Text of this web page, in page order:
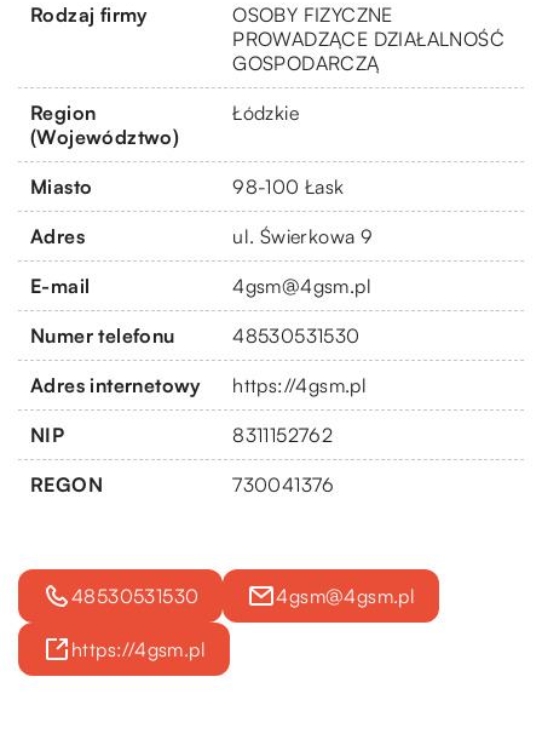
Rodzaj firmy
OSOBY FIZYCZNE
PROWADZĄCE DZIAŁALNOŚĆ
GOSPODARCZĄ
Region
(Województwo)
Łódzkie
Miasto 98-100 Łask
Adres ul. Świerkowa 9
E-mail 4gsm@4gsm.pl
Numer telefonu 48530531530
Adres internetowy https://4gsm.pl
NIP 8311152762
REGON 730041376
48530531530 4gsm@4gsm.pl
https://4gsm.pl